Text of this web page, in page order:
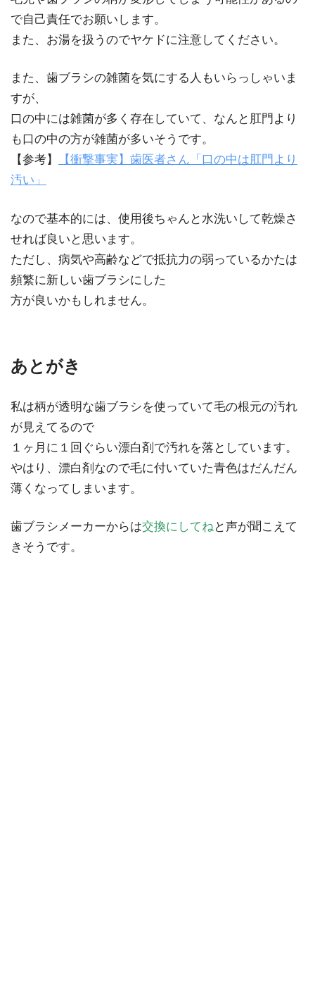
で自己責任でお願いします。
また、お湯を扱うのでヤケドに注意してください。
また、歯ブラシの雑菌を気にする人もいらっしゃいま
すが、
口の中には雑菌が多く存在していて、なんと肛門より
も口の中の方が雑菌が多いそうです。
【参考】
【衝撃事実】歯医者さん「口の中は肛門より
汚い」
なので基本的には、使用後ちゃんと水洗いして乾燥さ
せれば良いと思います。
ただし、病気や高齢などで抵抗力の弱っているかたは
頻繁に新しい歯ブラシにした
方が良いかもしれません。
あとがき
私は柄が透明な歯ブラシを使っていて毛の根元の汚れ
が見えてるので
１ヶ月に１回ぐらい漂白剤で汚れを落としています。
やはり、漂白剤なので毛に付いていた青色はだんだん
薄くなってしまいます。
歯ブラシメーカーからは交換にしてねと声が聞こえて
きそうです。